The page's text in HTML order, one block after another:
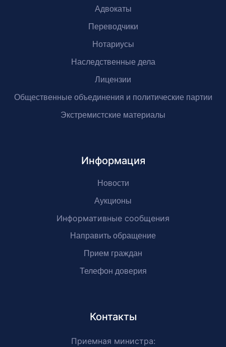
Адвокаты
Переводчики
Нотариусы
Наследственные дела
Лицензии
Общественные объединения и политические партии
Экстремистские материалы
Информация
Новости
Аукционы
Информативные сообщения
Направить обращение
Прием граждан
Телефон доверия
Контакты
Приемная министра: